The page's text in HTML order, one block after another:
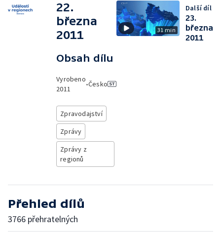
22.
března
2011
Obsah dílu
Vyrobeno
2011
•Česko
Zpravodajství
Zprávy
Zprávy z
regionů
31 min
Další díl
23.
března
2011
Přehled dílů
3766 přehratelných